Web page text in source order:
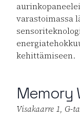
varastoimassa
kehittämiseen.
Memory
Visakaarre 1, G-